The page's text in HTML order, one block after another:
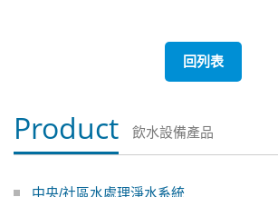
回列表
Product 飲水設備產品
中央/社區水處理淨水系統